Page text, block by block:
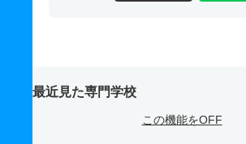
最近見た専門学校
この機能をOFF